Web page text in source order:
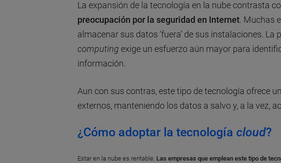
La expansión de la tecnología en la nube contrasta
preocupación por la seguridad en Internet. Muchas
almacenar sus datos ‘fuera’ de sus instalaciones.
computing exige un esfuerzo aún mayor para
información.
Aun con sus contras, este tipo de tecnología ofrece
externos, manteniendo los datos a salvo y, a la vez,
¿Cómo adoptar la tecnología cloud?
Estar en la nube es rentable. Las empresas que emplean este tipo de